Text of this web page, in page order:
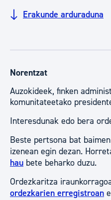
Erakunde arduraduna
Norentzat
Auzokideek, finken
komunitateetako
Interesdunak edo bera
Beste pertsona bat
izenean egin dezan.
hau bete beharko duzu.
Ordezkaritza
ordezkarien erregistroan